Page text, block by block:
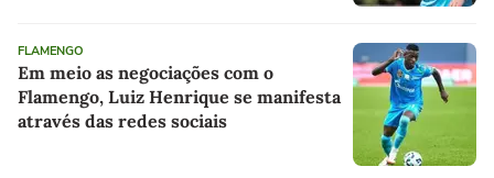
FLAMENGO
Em meio as negociações com o
Flamengo, Luiz Henrique se manifesta
através das redes sociais